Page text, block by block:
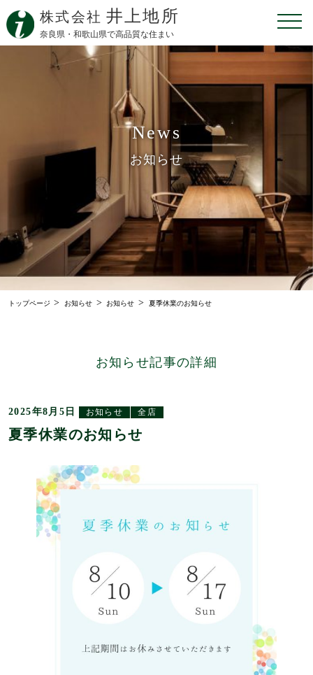
株式会社 井上地所
奈良県・和歌山県で高品質な住まい
News
お知らせ
トップページ >お知らせ >お知らせ > 夏季休業のお知らせ
お知らせ記事の詳細
2025年8月5日 お知らせ 全店
夏季休業のお知らせ